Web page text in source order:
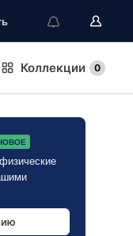
Коллекции 0